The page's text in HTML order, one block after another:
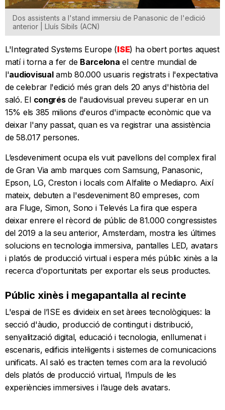
Dos assistents a l'stand immersiu de Panasonic de l'edició
anterior | Lluís Sibils (ACN)
L'Integrated Systems Europe (ISE) ha obert portes aquest
matí i torna a fer de Barcelona el centre mundial de
l'audiovisualamb 80.000 usuaris registrats i l'expectativa
de celebrar l'edició més gran dels 20 anys d'història del
saló. El congrésde l'audiovisual preveu superar en un
15% els 385 milions d'euros d'impacte econòmic que va
deixar l'any passat, quan es va registrar una assistència
de 58.017 persones.
L’esdeveniment ocupa els vuit pavellons del complex firal
de Gran Via amb marques com Samsung, Panasonic,
Epson, LG, Creston i locals com Alfalite o Mediapro. Així
mateix, debuten a l'esdeveniment 80 empreses, com
ara Fluge, Simon, Sono i Televés La fira que espera
deixar enrere el rècord de públic de 81.000 congressistes
del 2019 a la seu anterior, Amsterdam, mostra les últimes
solucions en tecnologia immersiva, pantalles LED, avatars
i platós de producció virtual i espera més públic xinès a la
recerca d'oportunitats per exportar els seus productes.
Públic xinès i megapantalla al recinte
L'espai de l’ISE es divideix en set àrees tecnològiques: la
secció d'àudio, producció de contingut i distribució,
senyalització digital, educació i tecnologia, enllumenat i
escenaris, edificis intel·ligents i sistemes de comunicacions
unificats. Al saló es tracten temes com ara la revolució
dels platós de producció virtual, l’impuls de les
experiències immersives i l’auge dels avatars.